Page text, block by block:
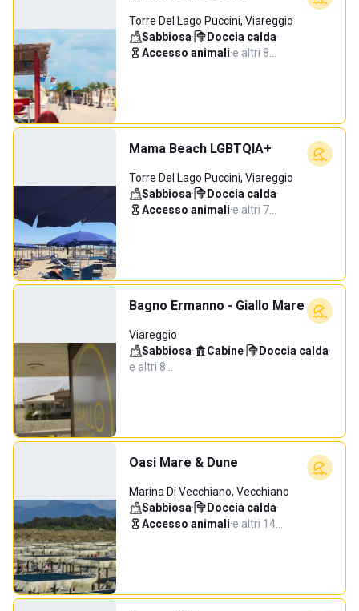
Torre Del Lago Puccini, Viareggio
Sabbiosa· Doccia calda·
Accesso animali·e altri 8…
Mama Beach LGBTQIA+
Torre Del Lago Puccini, Viareggio
Sabbiosa· Doccia calda·
Accesso animali·e altri 7…
Bagno Ermanno - Giallo Mare
Viareggio
Sabbiosa· Cabine· Doccia calda·
e altri 8…
Oasi Mare & Dune
Marina Di Vecchiano, Vecchiano
Sabbiosa· Doccia calda·
Accesso animali·e altri 14…